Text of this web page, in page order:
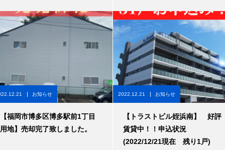
お知らせ
【福岡市博多区博多駅前1丁目
用地】売却完了致しました。
2022.12.21 お知らせ
【トラストビル姪浜南】 好評
賃貸中！！申込状況
(2022/12/21現在 残り1戸)